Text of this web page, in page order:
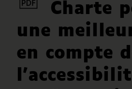
Charte
une
en compte